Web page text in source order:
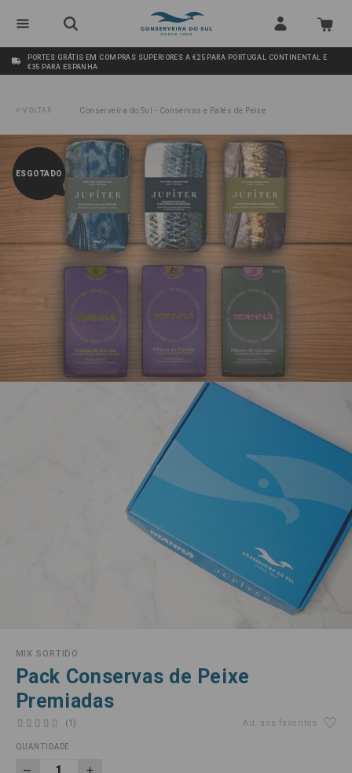
PORTES GRÁTIS EM COMPRAS SUPERIORES A €25 PARA PORTUGAL CONTINENTAL E
€35 PARA ESPANHA
VOLTAR Conserveira do Sul - Conservas e Patés de Peixe
Pack Conservas de Peixe Premiadas
ESGOTADO
MIX SORTIDO
Pack Conservas de Peixe
Premiadas
(1) Ad. aos favoritos
QUANTIDADE